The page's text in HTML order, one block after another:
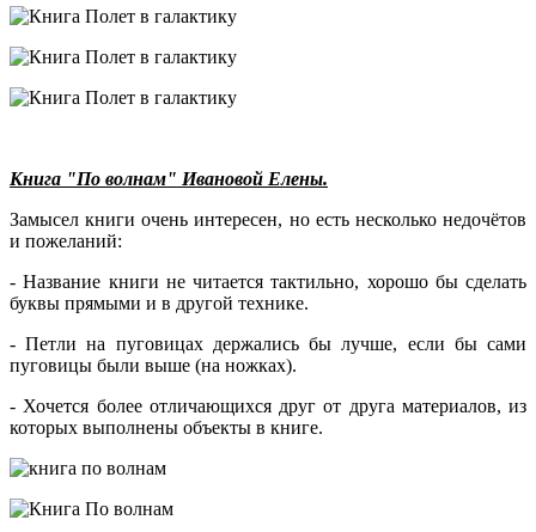
Книга "По волнам" Ивановой Елены.
Замысел книги очень интересен, но есть несколько недочётов
и пожеланий:
- Название книги не читается тактильно, хорошо бы сделать
буквы прямыми и в другой технике.
- Петли на пуговицах держались бы лучше, если бы сами
пуговицы были выше (на ножках).
- Хочется более отличающихся друг от друга материалов, из
которых выполнены объекты в книге.